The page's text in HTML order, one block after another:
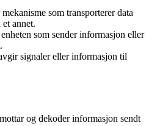
som transporterer data
annet.
som sender informasjon eller
signaler eller informasjon til
og dekoder informasjon sendt